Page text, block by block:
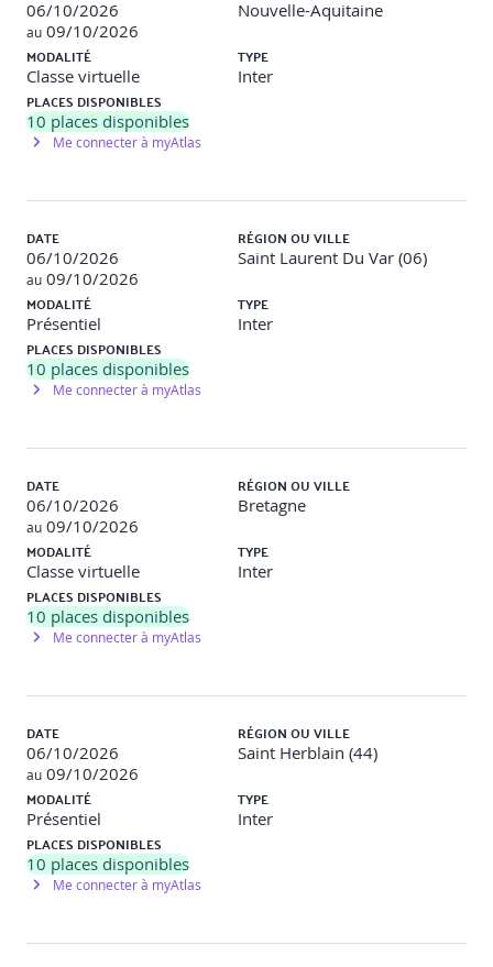
Créer et gérer l'infrastructure de service
Kubernetes
Outils tiers d'Infrastructure-as-Code disponibles
avec Azure
Implémenter la conformité et la sécurité dans
retour du système
Optimiser les mécanismes de retour
06/10/2026
au 09/10/2026
Nouvelle-Aquitaine
MODALITÉ
Classe virtuelle
TYPE
Inter
PLACES DISPONIBLES
10 places disponibles
Me connecter à myAtlas
DATE
06/10/2026
au 09/10/2026
RÉGION OU VILLE
Saint Laurent Du Var (06)
MODALITÉ
Présentiel
TYPE
Inter
PLACES DISPONIBLES
10 places disponibles
Me connecter à myAtlas
DATE
06/10/2026
au 09/10/2026
RÉGION OU VILLE
Bretagne
MODALITÉ
Classe virtuelle
TYPE
Inter
PLACES DISPONIBLES
10 places disponibles
Me connecter à myAtlas
DATE
06/10/2026
au 09/10/2026
RÉGION OU VILLE
Saint Herblain (44)
MODALITÉ
Présentiel
TYPE
Inter
PLACES DISPONIBLES
10 places disponibles
Me connecter à myAtlas